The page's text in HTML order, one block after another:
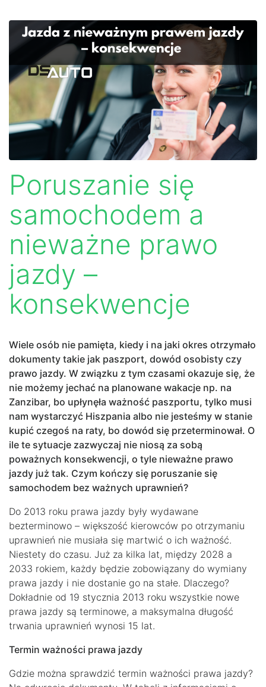
Poruszanie się
samochodem a
nieważne prawo
jazdy –
konsekwencje
Wiele osób nie pamięta, kiedy i na jaki okres otrzymało
dokumenty takie jak paszport, dowód osobisty czy
prawo jazdy. W związku z tym czasami okazuje się, że
nie możemy jechać na planowane wakacje np. na
Zanzibar, bo upłynęła ważność paszportu, tylko musi
nam wystarczyć Hiszpania albo nie jesteśmy w stanie
kupić czegoś na raty, bo dowód się przeterminował. O
ile te sytuacje zazwyczaj nie niosą za sobą
poważnych konsekwencji, o tyle nieważne prawo
jazdy już tak. Czym kończy się poruszanie się
samochodem bez ważnych uprawnień?
Do 2013 roku prawa jazdy były wydawane
bezterminowo – większość kierowców po otrzymaniu
uprawnień nie musiała się martwić o ich ważność.
Niestety do czasu. Już za kilka lat, między 2028 a
2033 rokiem, każdy będzie zobowiązany do wymiany
prawa jazdy i nie dostanie go na stałe. Dlaczego?
Dokładnie od 19 stycznia 2013 roku wszystkie nowe
prawa jazdy są terminowe, a maksymalna długość
trwania uprawnień wynosi 15 lat.
Termin ważności prawa jazdy
Gdzie można sprawdzić termin ważności prawa jazdy?